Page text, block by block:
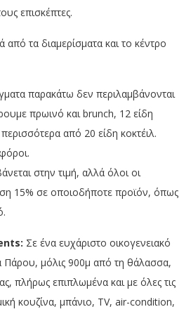
επισκέπτες.
από τα διαμερίσματα και το κέντρο
παρακάτω δεν περιλαμβάνονται
πρωινό και brunch, 12 είδη
από 20 είδη κοκτέιλ.
στην τιμή, αλλά όλοι οι
15% σε οποιοδήποτε προϊόν, όπως
Σε ένα ευχάριστο οικογενειακό
μόλις 900μ από τη θάλασσα,
πλήρως επιπλωμένα και με όλες τις
κουζίνα, μπάνιο, TV, air-condition,